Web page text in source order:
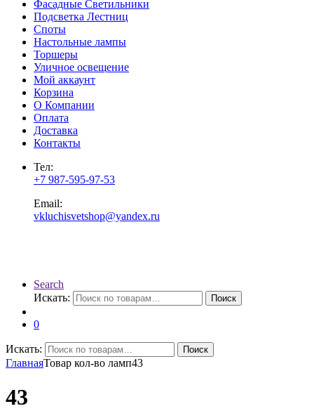
Фасадные Светильники
Подсветка Лестниц
Споты
Настольные лампы
Торшеры
Уличное освещение
Мой аккаунт
Корзина
О Компании
Оплата
Доставка
Контакты
Тел:
+7 987-595-97-53
Email:
vkluchisvetshop@yandex.ru
Search
Искать:
Поиск
0
Искать: Поиск
ГлавнаяТовар кол-во ламп43
43